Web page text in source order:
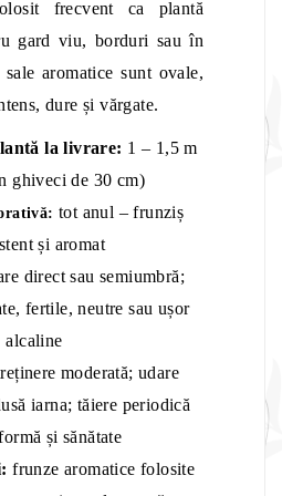
frecvent ca plantă
gard viu, borduri sau în
aromatice sunt ovale,
dure și vărgate.
la livrare: 1 – 1,5 m
ghiveci de 30 cm)
tot anul – frunziș
și aromat
direct sau semiumbră;
fertile, neutre sau ușor
alcaline
moderată; udare
iarna; tăiere periodică
și sănătate
frunze aromatice folosite